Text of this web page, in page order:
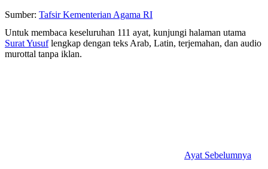
Sumber: Tafsir Kementerian Agama RI
Untuk membaca keseluruhan 111 ayat, kunjungi halaman utama
Surat Yusuflengkap dengan teks Arab, Latin, terjemahan, dan audio
murottal tanpa iklan.
Ayat Sebelumnya